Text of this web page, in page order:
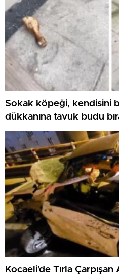
Sokak köpeği, kendisini
dükkanına tavuk budu
Kocaeli’de Tırla